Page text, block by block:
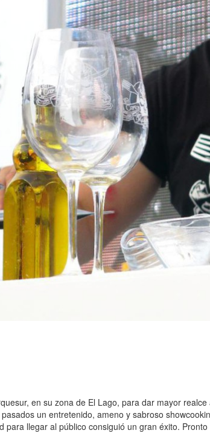
en su zona de El Lago, para dar mayor
un entretenido, ameno y sabroso
llegar al público consiguió un gran éxito.